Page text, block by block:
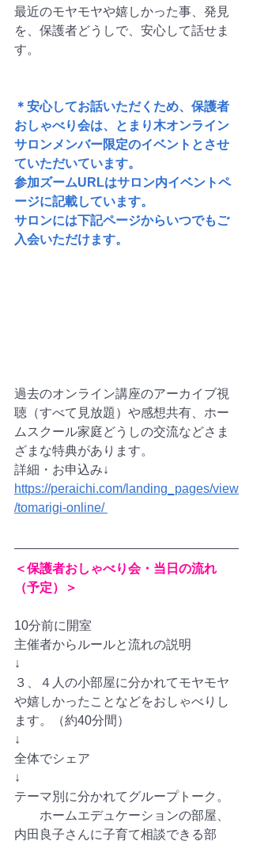
最近のモヤモヤや嬉しかった事、発見
を、保護者どうしで、安心して話せま
す。
＊安心してお話いただくため、保護者
おしゃべり会は、とまり木オンライン
サロンメンバー限定のイベントとさせ
ていただいています。
参加ズームURLはサロン内イベントペ
ージに記載しています。
サロンには下記ページからいつでもご
入会いただけます。
過去のオンライン講座のアーカイブ視
聴（すべて見放題）や感想共有、ホー
ムスクール家庭どうしの交流などさま
ざまな特典があります。
詳細・お申込み↓
https://peraichi.com/landing_pages/view
/tomarigi-online/
＜保護者おしゃべり会・当日の流れ
（予定）＞
10分前に開室
主催者からルールと流れの説明
↓
３、４人の小部屋に分かれてモヤモヤ
や嬉しかったことなどをおしゃべりし
ます。（約40分間）
↓
全体でシェア
↓
テーマ別に分かれてグループトーク。
ホームエデュケーションの部屋、
内田良子さんに子育て相談できる部